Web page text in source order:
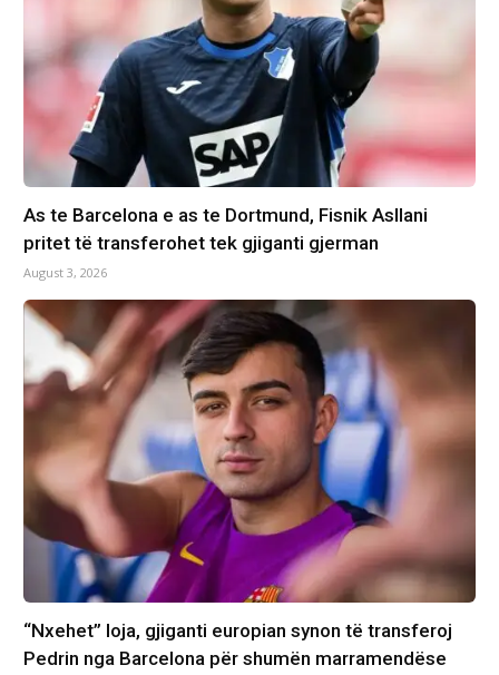
As te Barcelona e as te Dortmund, Fisnik Asllani
pritet të transferohet tek gjiganti gjerman
August 3, 2026
“Nxehet” loja, gjiganti europian synon të transferoj
Pedrin nga Barcelona për shumën marramendëse